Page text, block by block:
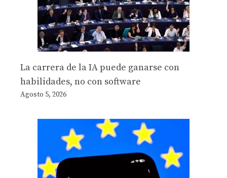
La carrera de la IA puede ganarse con
habilidades, no con software
Agosto 5, 2026